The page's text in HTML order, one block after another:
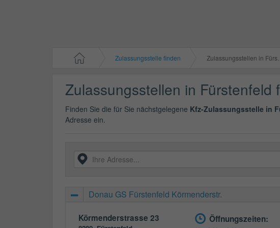
Zulassungsstelle finden Zulassungsstellen in Fürstenfeld
Zulassungsstellen in Fürstenfeld
Finden Sie die für Sie nächstgelegene Kfz-Zulassungsstelle in
Adresse ein.
Donau GS Fürstenfeld Körmenderstr.
Körmenderstrasse 23 Öffnungszeiten: